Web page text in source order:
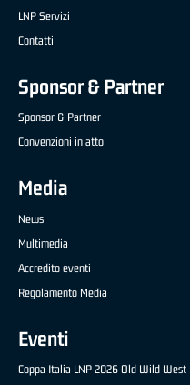
LNP Servizi
Contatti
Sponsor & Partner
Sponsor & Partner
Convenzioni in atto
Media
News
Multimedia
Accredito eventi
Regolamento Media
Eventi
Coppa Italia LNP 2026 Old Wild West